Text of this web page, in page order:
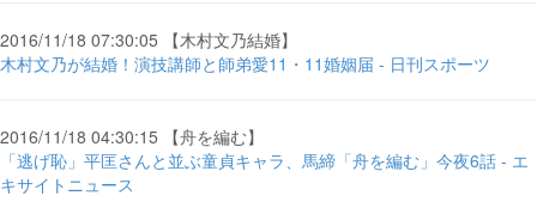
2016/11/18 07:30:05 【木村文乃結婚】
木村文乃が結婚！演技講師と師弟愛11・11婚姻届 - 日刊スポーツ
2016/11/18 04:30:15 【舟を編む】
「逃げ恥」平匡さんと並ぶ童貞キャラ、馬締「舟を編む」今夜6話 - エ
キサイトニュース